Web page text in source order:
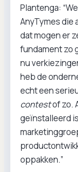
Plantenga:
AnyTymes die
dat mogen er
fundament zo
nu
heb de
echt een
contestof zo.
geïnstalleerd
oppakken.”